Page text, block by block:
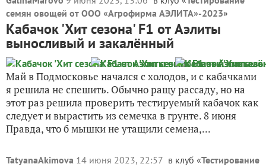
семян овощей от ООО «Агрофирма АЭЛИТА»-2023»
Кабачок 'Хит сезона' F1 от Аэлиты
выносливый и закалённый
Май в Подмосковье начался с холодов, и с кабачками
я решила не спешить. Обычно ращу рассаду, но на
этот раз решила проверить тестируемый кабачок как
следует и вырастить из семечка в грунте. 8 июня
Правда, что б мышки не утащили семена,...
TatyanaAkimova 14 июня 2023, 22:57 в клуб «Тестирование